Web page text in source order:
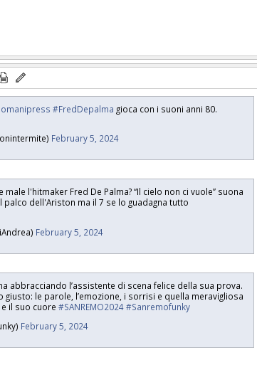
#FredDepalma gioca con i suoni anni 80.
February 5, 2024
l'hitmaker Fred De Palma? “Il cielo non ci vuole” suona
palco dell'Ariston ma il 7 se lo guadagna tutto
February 5, 2024
abbracciando l’assistente di scena felice della sua prova.
giusto: le parole, l’emozione, i sorrisi e quella meravigliosa
e il suo cuore#SANREMO2024#Sanremofunky
February 5, 2024